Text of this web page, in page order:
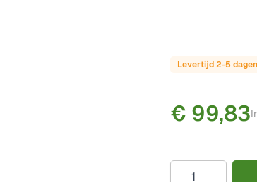
Levertijd 2-5 dagen
€ 99,83